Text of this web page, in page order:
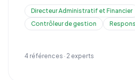
capables de piloter la
votre organisation.
Directeur Administratif et Financier
Contrôleur de gestion
4 références · 2 experts